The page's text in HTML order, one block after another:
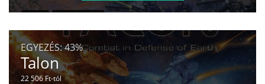
EGYEZÉS:43%
Talon
22 506 Ft-tól